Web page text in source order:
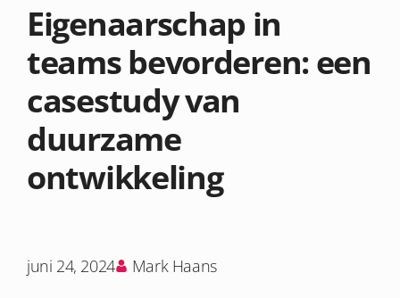
Eigenaarschap in
teams bevorderen: een
casestudy van
duurzame
ontwikkeling
juni 24, 2024
Mark Haans